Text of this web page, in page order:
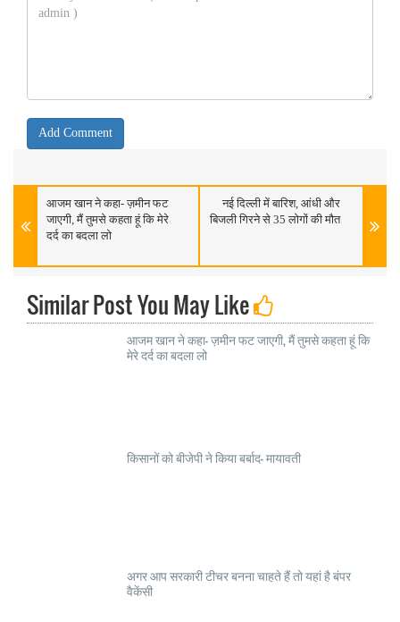
आजम खान ने कहा- ज़मीन फट
जाएगी, मैं तुमसे कहता हूं कि मेरे
दर्द का बदला लो
नई दिल्ली में बारिश, आंधी और
बिजली गिरने से 35 लोगों की मौत
Similar Post You May Like
आजम खान ने कहा- ज़मीन फट जाएगी, मैं तुमसे कहता हूं कि
मेरे दर्द का बदला लो
किसानों को बीजेपी ने किया बर्बाद- मायावती
अगर आप सरकारी टीचर बनना चाहते हैं तो यहां है बंपर
वैकेंसी